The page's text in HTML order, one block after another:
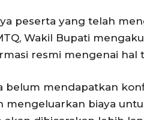
peserta yang telah
Wakil Bupati
resmi mengenai hal
belum mendapatkan
mengeluarkan biaya